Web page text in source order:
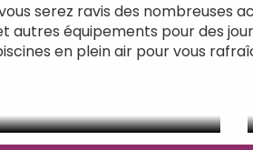
serez ravis des nombreuses
équipements pour des
en plein air pour vous